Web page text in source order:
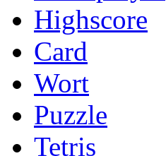
Highscore
Card
Wort
Puzzle
Tetris